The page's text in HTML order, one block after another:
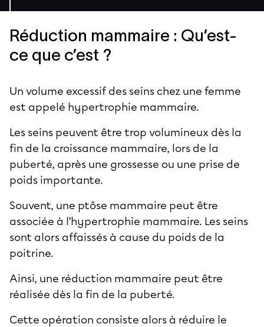
Réduction mammaire : Qu’est-
ce que c’est ?
Un volume excessif des seins chez une femme
est appelé hypertrophie mammaire.
Les seins peuvent être trop volumineux dès la
fin de la croissance mammaire, lors de la
puberté, après une grossesse ou une prise de
poids importante.
Souvent, une ptôse mammaire peut être
associée à l’hypertrophie mammaire. Les seins
sont alors affaissés à cause du poids de la
poitrine.
Ainsi, une réduction mammaire peut être
réalisée dès la fin de la puberté.
Cette opération consiste alors à réduire le